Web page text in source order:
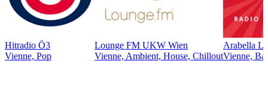
Hitradio Ö3
Vienne, Pop
Lounge FM UKW Wien
Vienne, Ambient, House, Chillout
Arabella
Vienne,